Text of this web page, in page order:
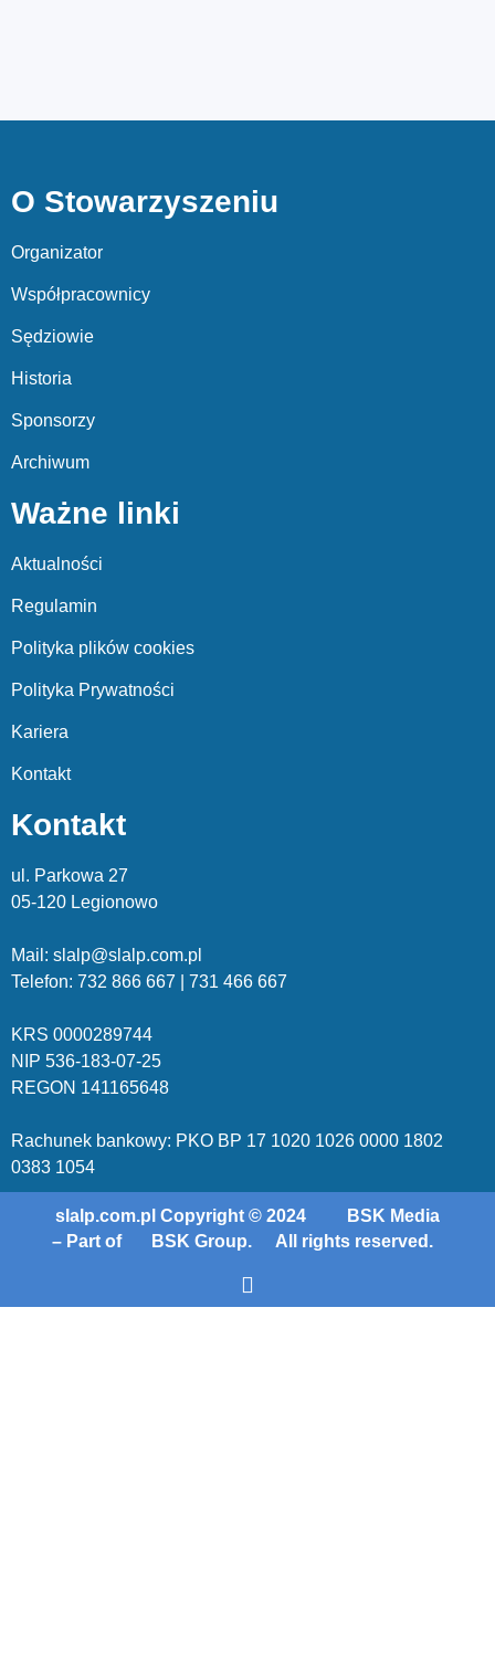
O Stowarzyszeniu
Organizator
Współpracownicy
Sędziowie
Historia
Sponsorzy
Archiwum
Ważne linki
Aktualności
Regulamin
Polityka plików cookies
Polityka Prywatności
Kariera
Kontakt
Kontakt
ul. Parkowa 27
05-120 Legionowo
Mail: slalp@slalp.com.pl
Telefon: 732 866 667 | 731 466 667
KRS 0000289744
NIP 536-183-07-25
REGON 141165648
Rachunek bankowy: PKO BP 17 1020 1026 0000 1802
0383 1054
slalp.com.pl Copyright © 2024
BSK Media
– Part of
BSK Group. All rights reserved.